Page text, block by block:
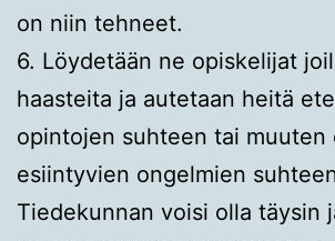
on niin tehneet.
6. Löydetään ne opiskelijat
haasteita ja autetaan heitä
opintojen suhteen tai muuten
esiintyvien ongelmien
Tiedekunnan voisi olla täysin